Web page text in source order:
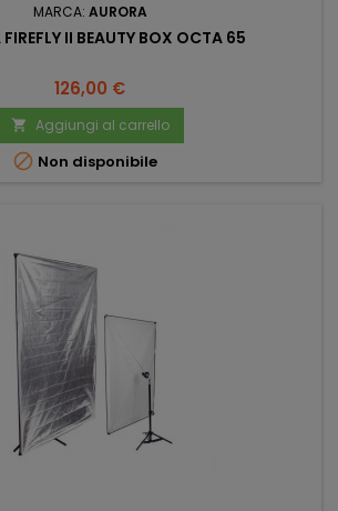
MARCA: AURORA
II BEAUTY BOX OCTA 65
Prezzo
126,00 €
 Aggiungi al carrello
 Non disponibile